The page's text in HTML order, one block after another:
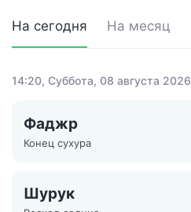
На сегодня На месяц
14:20, Суббота, 08 августа 2026
Фаджр
Конец сухура
Шурук